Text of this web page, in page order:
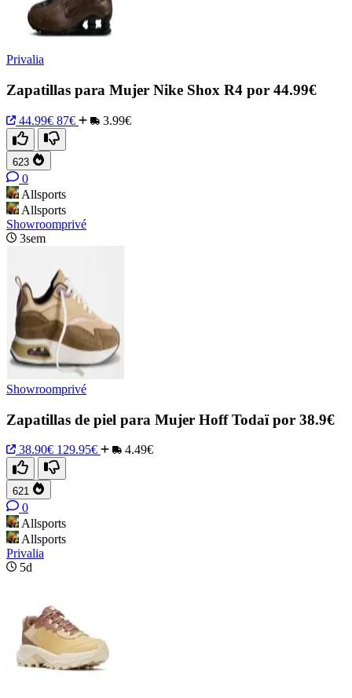
Privalia
Zapatillas para Mujer Nike Shox R4 por 44.99€
44.99€ 87€ 3.99€
623
0
Allsports
Allsports
Showroomprivé
3sem
Showroomprivé
Zapatillas de piel para Mujer Hoff Todaï por 38.9€
38.90€ 129.95€ 4.49€
621
0
Allsports
Allsports
Privalia
5d